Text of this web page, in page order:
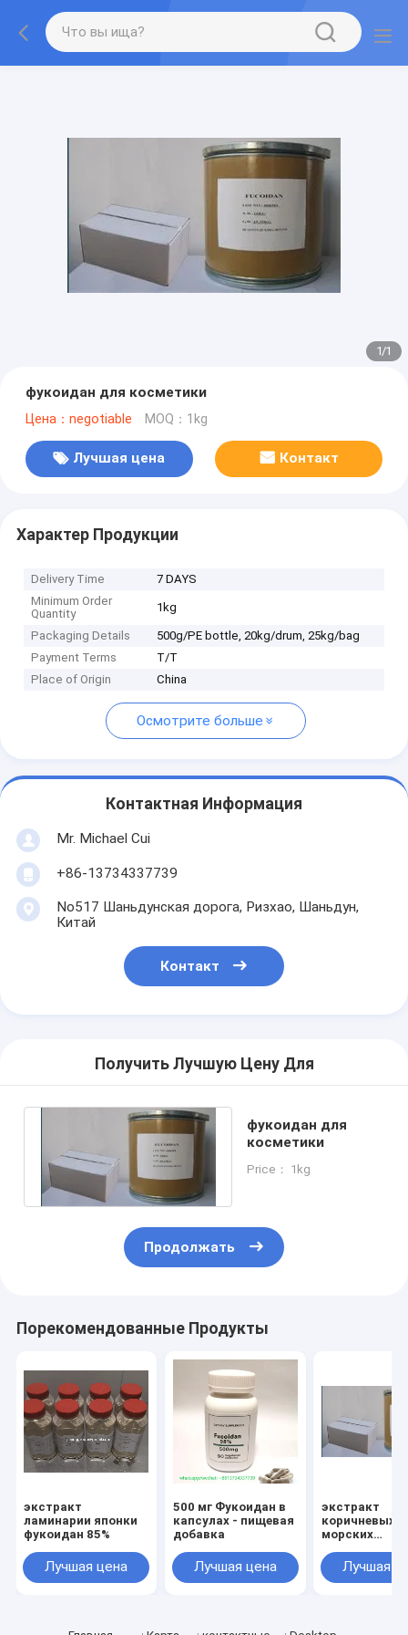
1/1
фукоидан для косметики
Цена：negotiable MOQ：1kg
Лучшая цена Контакт
Характер Продукции
Delivery Time
7 DAYS
Minimum Order
Quantity
1kg
Packaging Details
500g/PE bottle, 20kg/drum, 25kg/bag
Payment Terms
T/T
Place of Origin
China
Осмотрите больше
Контактная Информация
Mr. Michael Cui
+86-13734337739
No517 Шаньдунская дорога, Ризхао, Шаньдун,
Китай
Контакт
Получить Лучшую Цену Для
фукоидан для
косметики
Price： 1kg
Продолжать
Порекомендованные Продукты
экстракт
ламинарии японки
фукоидан 85%
Лучшая цена
500 мг Фукоидан в
капсулах - пищевая
добавка
Лучшая цена
экстракт
коричневых
морских
фукоидан
Лучшая